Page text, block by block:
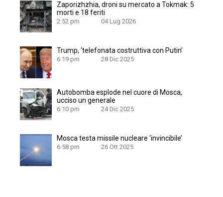
Zaporizhzhia, droni su mercato a Tokmak: 5
morti e 18 feriti
2:52 pm 04 Lug 2026
Trump, ‘telefonata costruttiva con Putin’
6:19 pm 28 Dic 2025
Autobomba esplode nel cuore di Mosca,
ucciso un generale
6:10 pm 24 Dic 2025
Mosca testa missile nucleare ‘invincibile’
6:58 pm 26 Ott 2025